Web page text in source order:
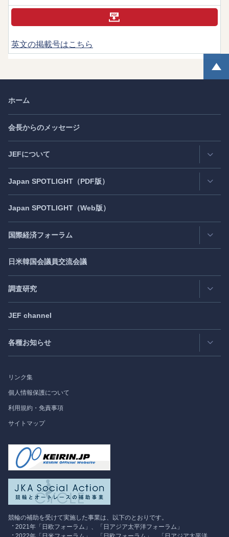
英文の掲載号はこちら
ホーム
会長からのメッセージ
JEFについて
連絡先・所在地
活動評価
Japan SPOTLIGHT （PDF版）
Latest Issue- 最新号
Back Number
Publisher's Note- パブリッシャーズノート
Exclusive Interview
Japan SPOTLIGHT （Web版）
国際経済フォーラム
日アジア太平洋フォーラム
日米フォーラム
日欧フォーラム
過去の実績
日米韓国会議員交流会議
調査研究
研究会
出版物
受託事業
JEF channel
各種お知らせ
フォーラム情報
調査研究
リンク集
個人情報保護について
利用規約・免責事項
サイトマップ
競輪の補助を受けて実施した事業は、以下のとおりです。
2021年「日欧フォーラム」、「日アジア太平洋フォーラム」